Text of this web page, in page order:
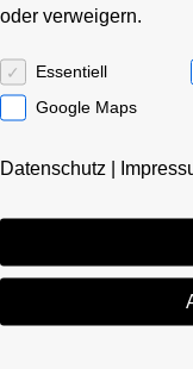
Unser
Erfassung von
Durchsetzung
Begleitung von Ab-
Umbaumaßnahmen
übersichtliche
Abnahme
oder verweigern.
Essentiell
Google Maps
Datenschutz